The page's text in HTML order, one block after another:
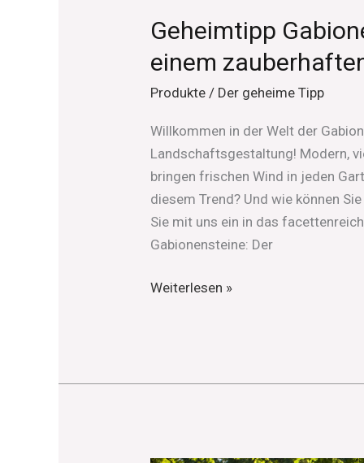
Geheimtipp
einem
Produkte / Der geheime Tipp
Willkommen in der Welt der
Landschaftsgestaltung! Modern,
bringen frischen Wind in jeden
diesem Trend? Und wie können
Sie mit uns ein in das
Gabionensteine: Der
Weiterlesen »